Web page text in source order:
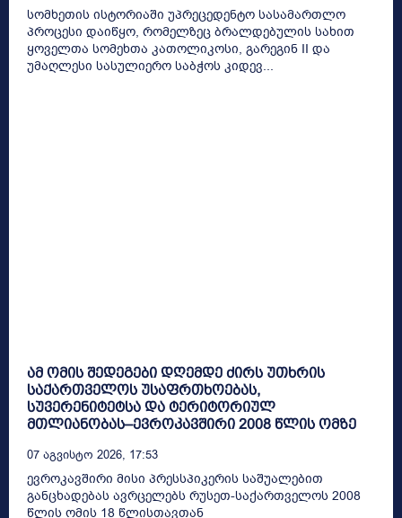
სომხეთის ისტორიაში უპრეცედენტო სასამართლო
პროცესი დაიწყო, რომელზეც ბრალდებულის სახით
ყოველთა სომეხთა კათოლიკოსი, გარეგინ II და
უმაღლესი სასულიერო საბჭოს კიდევ...
ამ ომის შედეგები დღემდე ძირს უთხრის
საქართველოს უსაფრთხოებას,
სუვერენიტეტსა და ტერიტორიულ
მთლიანობას–ევროკავშირი 2008 წლის ომზე
07 Აგვისტო 2026, 17:53
ევროკავშირი მისი პრესსპიკერის საშუალებით
განცხადებას ავრცელებს რუსეთ-საქართველოს 2008
წლის ომის 18 წლისთავთან